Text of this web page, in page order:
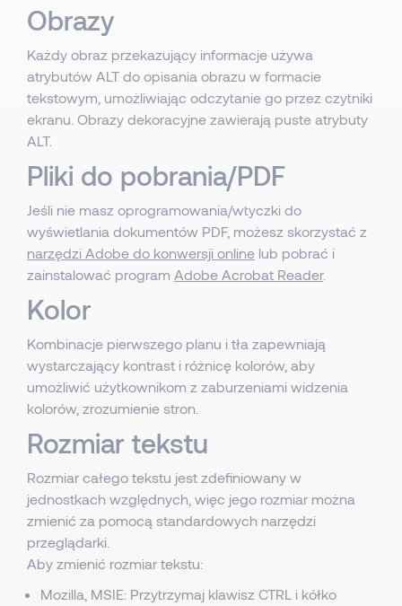
Obrazy
Każdy obraz przekazujący informacje używa
atrybutów ALT do opisania obrazu w formacie
tekstowym, umożliwiając odczytanie go przez czytniki
ekranu. Obrazy dekoracyjne zawierają puste atrybuty
ALT.
Pliki do pobrania/PDF
Jeśli nie masz oprogramowania/wtyczki do
wyświetlania dokumentów PDF, możesz skorzystać z
narzędzi Adobe do konwersji online lub pobrać i
zainstalować program Adobe Acrobat Reader.
Kolor
Kombinacje pierwszego planu i tła zapewniają
wystarczający kontrast i różnicę kolorów, aby
umożliwić użytkownikom z zaburzeniami widzenia
kolorów, zrozumienie stron.
Rozmiar tekstu
Rozmiar całego tekstu jest zdefiniowany w
jednostkach względnych, więc jego rozmiar można
zmienić za pomocą standardowych narzędzi
przeglądarki.
Aby zmienić rozmiar tekstu:
Mozilla, MSIE: Przytrzymaj klawisz CTRL i kółko